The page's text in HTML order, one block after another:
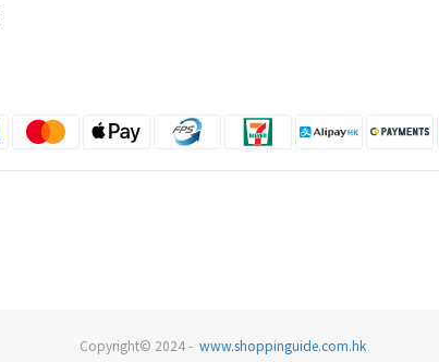
Copyright© 2024 - www.shoppinguide.com.hk